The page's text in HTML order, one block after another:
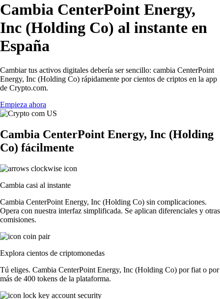
Cambia CenterPoint Energy,
Inc (Holding Co) al instante en
España
Cambiar tus activos digitales debería ser sencillo: cambia CenterPoint
Energy, Inc (Holding Co) rápidamente por cientos de criptos en la app
de Crypto.com.
Empieza ahora
Cambia CenterPoint Energy, Inc (Holding
Co) fácilmente
Cambia casi al instante
Cambia CenterPoint Energy, Inc (Holding Co) sin complicaciones.
Opera con nuestra interfaz simplificada. Se aplican diferenciales y otras
comisiones.
Explora cientos de criptomonedas
Tú eliges. Cambia CenterPoint Energy, Inc (Holding Co) por fiat o por
más de 400 tokens de la plataforma.